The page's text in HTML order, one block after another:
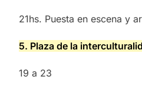
21hs. Puesta en escena y
5. Plaza de la
19 a 23